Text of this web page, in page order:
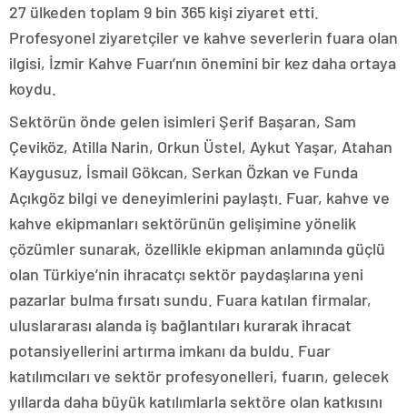
27 ülkeden toplam 9 bin 365 kişi ziyaret etti.
Profesyonel ziyaretçiler ve kahve severlerin fuara olan
ilgisi, İzmir Kahve Fuarı’nın önemini bir kez daha ortaya
koydu.
Sektörün önde gelen isimleri Şerif Başaran, Sam
Çeviköz, Atilla Narin, Orkun Üstel, Aykut Yaşar, Atahan
Kaygusuz, İsmail Gökcan, Serkan Özkan ve Funda
Açıkgöz bilgi ve deneyimlerini paylaştı. Fuar, kahve ve
kahve ekipmanları sektörünün gelişimine yönelik
çözümler sunarak, özellikle ekipman anlamında güçlü
olan Türkiye’nin ihracatçı sektör paydaşlarına yeni
pazarlar bulma fırsatı sundu. Fuara katılan firmalar,
uluslararası alanda iş bağlantıları kurarak ihracat
potansiyellerini artırma imkanı da buldu. Fuar
katılımcıları ve sektör profesyonelleri, fuarın, gelecek
yıllarda daha büyük katılımlarla sektöre olan katkısını